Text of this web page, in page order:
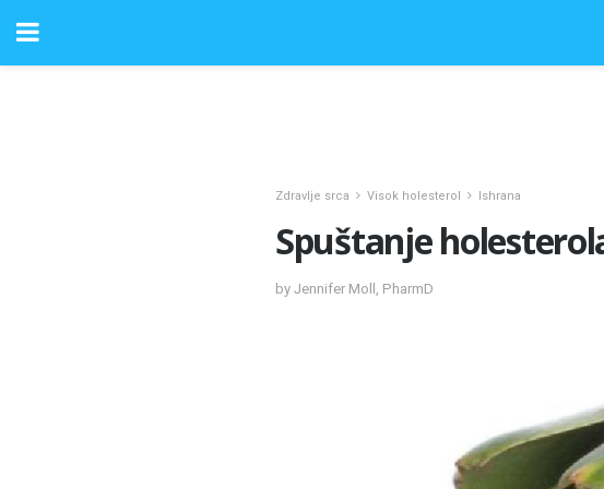
Zdravlje srca Visok holesterol Ishrana
Spuštanje
by Jennifer Moll, PharmD